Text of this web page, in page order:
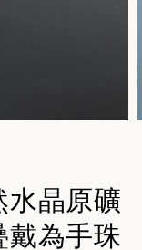
水晶原礦
戴為手珠